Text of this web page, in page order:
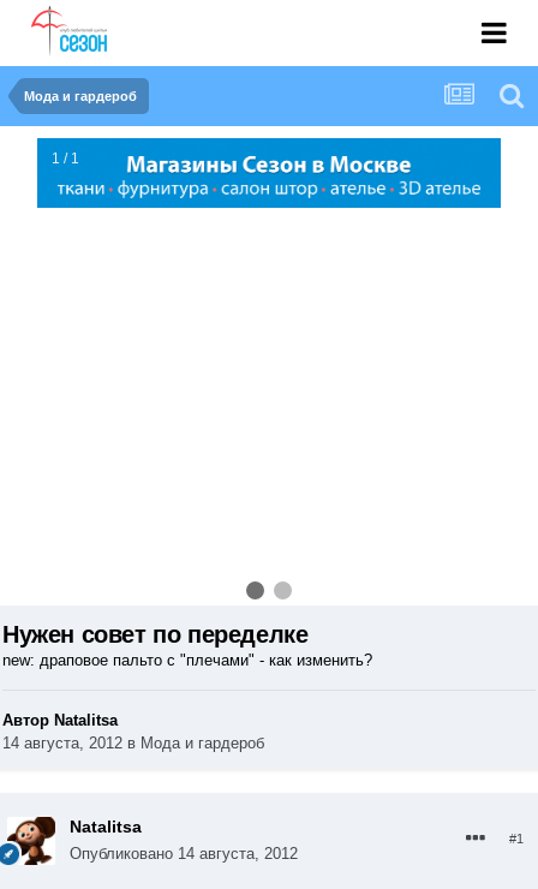
Мода и гардероб
1 / 1
Нужен совет по переделке
new: драповое пальто c "плечами" - как изменить?
Автор Natalitsa
14 августа, 2012 в Мода и гардероб
Natalitsa
Опубликовано 14 августа, 2012
#1